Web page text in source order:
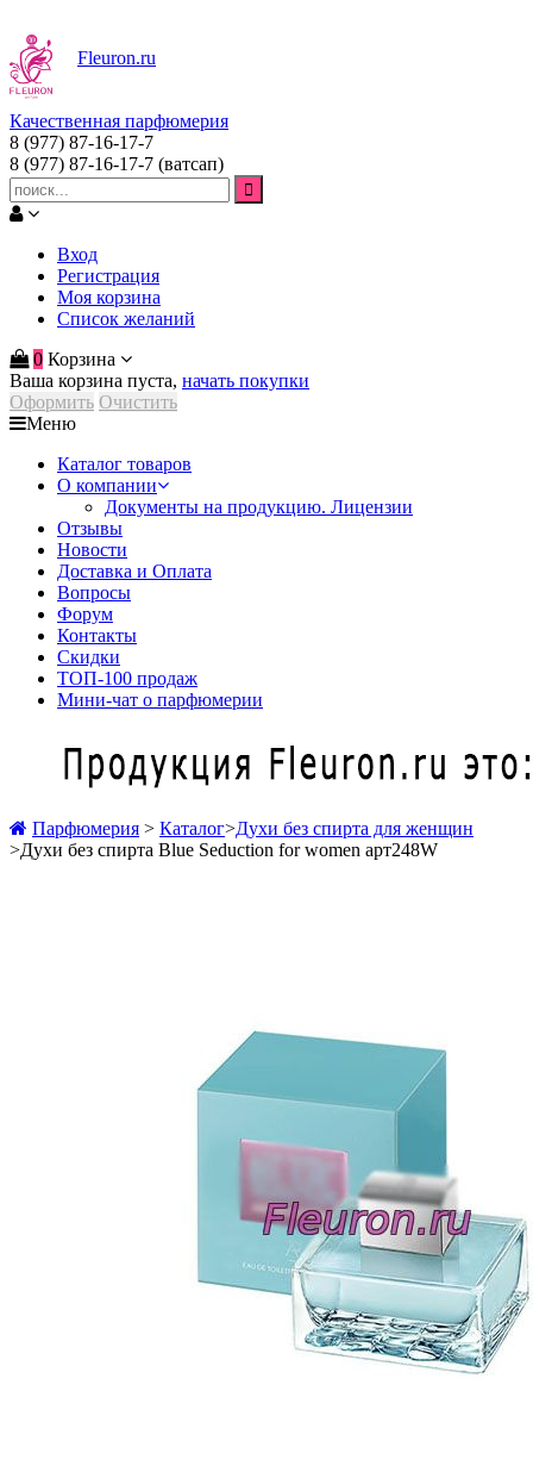
Fleuron.ru
Качественная парфюмерия
8 (977) 87-16-17-7
8 (977) 87-16-17-7 (ватсап)
Вход
Регистрация
Моя корзина
Список желаний
0 Корзина
Ваша корзина пуста, начать покупки
Оформить Очистить
Меню
Каталог товаров
О компании
Документы на продукцию. Лицензии
Отзывы
Новости
Доставка и Оплата
Вопросы
Форум
Контакты
Скидки
ТОП-100 продаж
Мини-чат о парфюмерии
Парфюмерия > Каталог>Духи без спирта для женщин
>Духи без спирта Blue Seduction for women арт248W